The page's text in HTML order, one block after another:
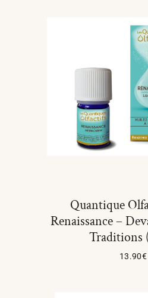
Quantique
Renaissance –
Traditions
13.90€